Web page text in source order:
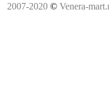
2007-2020 © Venera-